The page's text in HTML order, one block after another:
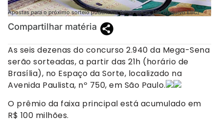
Apostas para o próximo sorteio podem ser feitas até às 19h (Arquivo EBC)
Compartilhar matéria
As seis dezenas do concurso 2.940 da Mega-Sena
serão sorteadas, a partir das 21h (horário de
Brasília), no Espaço da Sorte, localizado na
Avenida Paulista, nº 750, em São Paulo.
O prêmio da faixa principal está acumulado em
R$ 100 milhões.